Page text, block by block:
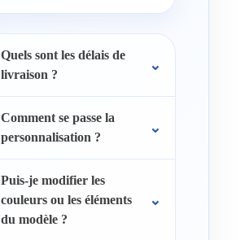
Quels sont les délais de
livraison ?
Comment se passe la
personnalisation ?
Puis-je modifier les
couleurs ou les éléments
du modèle ?